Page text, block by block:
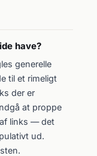
have?
generelle
til et rimeligt
der er
at proppe
links — det
ud.